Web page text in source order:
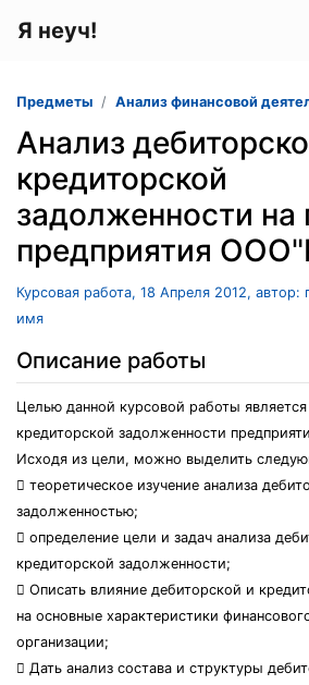
Я неуч!
Предметы Анализ финансовой
Анализ
кредиторской
задолженности на
предприятия
Курсовая работа, 18 Апреля 2012, автор:
имя
Описание работы
Целью данной курсовой работы
кредиторской задолженности
Исходя из цели, можно выделить
 теоретическое изучение анализа
задолженностью;
 определение цели и задач анализа
кредиторской задолженности;
 Описать влияние дебиторской и
на основные характеристики
организации;
 Дать анализ состава и структуры